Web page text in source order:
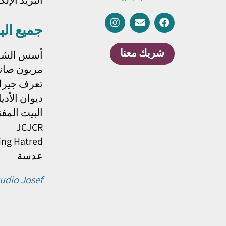
شريك معنا
جميع
أسس
مربون
تعرف
ديوان
البيت
JCJCR
Hatred
عدسة
Josef